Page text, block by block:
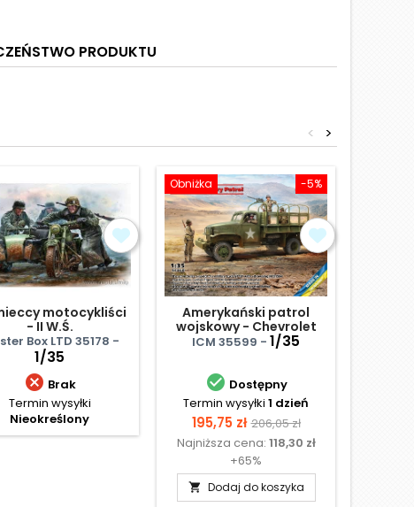
PRODUKTU
>
<
motocykliści
- II W.Ś.
Box LTD 35178 -
1/35
 Brak
Termin wysyłki
Nieokreślony
-5%
Obniżka
Amerykański patrol
wojskowy - Chevrolet
G7107
ICM 35599 - 1/35
 Dostępny
Termin wysyłki 1 dzień
Cena
195,75 zł Cena
podstawowa
206,05 zł
Najniższa cena: 118,30 zł
+65%
 Dodaj do koszyka